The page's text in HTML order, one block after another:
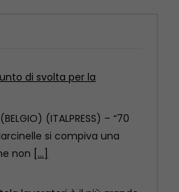
lavoratori è il più grande
(ITALPRESS) – “L’8
a 70 anni dalla tragedia di
viene [...]